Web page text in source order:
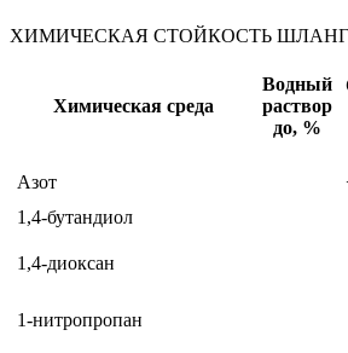
ХИМИЧЕСКАЯ СТОЙКОСТЬ
Химическая среда
Водный
раствор
до, %
Азот
1,4-бутандиол
1,4-диоксан
1-нитропропан